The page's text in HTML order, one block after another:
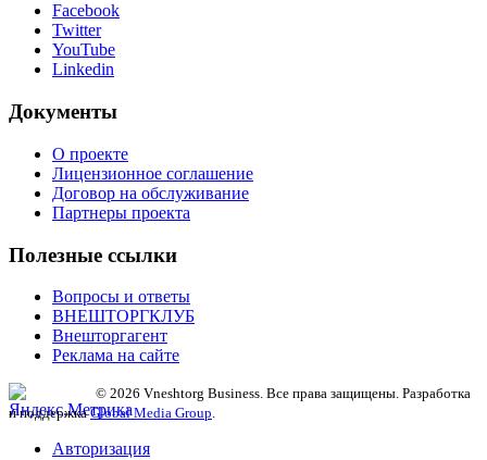
Facebook
Twitter
YouTube
Linkedin
Документы
О проекте
Лицензионное соглашение
Договор на обслуживание
Партнеры проекта
Полезные ссылки
Вопросы и ответы
ВНЕШТОРГКЛУБ
Внешторгагент
Реклама на сайте
© 2026 Vneshtorg Business. Все права защищены. Разработка
и поддержкаGlobal Media Group.
Авторизация